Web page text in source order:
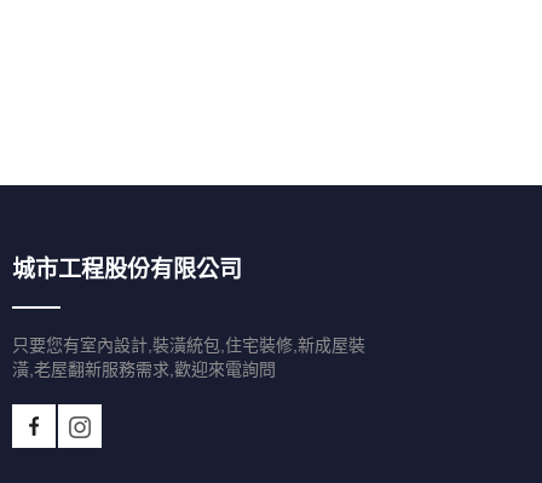
城市工程股份有限公司
只要您有室內設計,裝潢統包,住宅裝修,新成屋裝
潢,老屋翻新服務需求,歡迎來電詢問